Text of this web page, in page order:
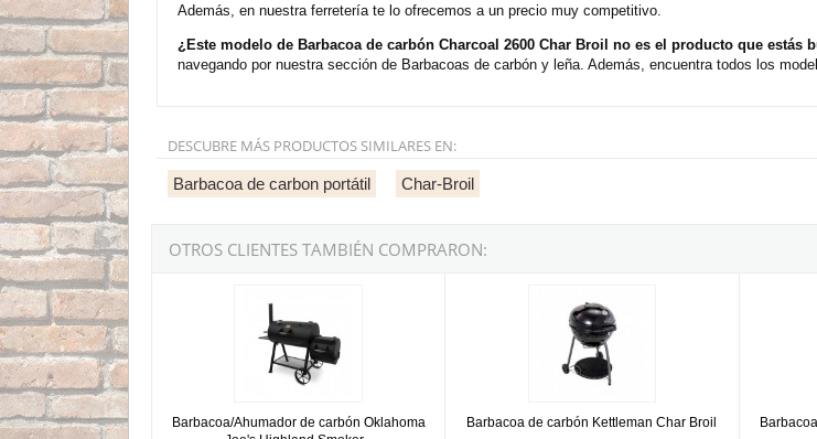
Además, en nuestra ferretería te lo ofrecemos a un precio muy competitivo.
¿Este modelo de Barbacoa de carbón Charcoal 2600 Char Broil no es el producto que estás
navegando por nuestra sección de Barbacoas de carbón y leña. Además, encuentra todos los
DESCUBRE MÁS PRODUCTOS SIMILARES EN:
Barbacoa de carbon portátil Char-Broil
OTROS CLIENTES TAMBIÉN COMPRARON:
Barbacoa/Ahumador de carbón Oklahoma
Barbacoa de carbón Kettleman Char Broil